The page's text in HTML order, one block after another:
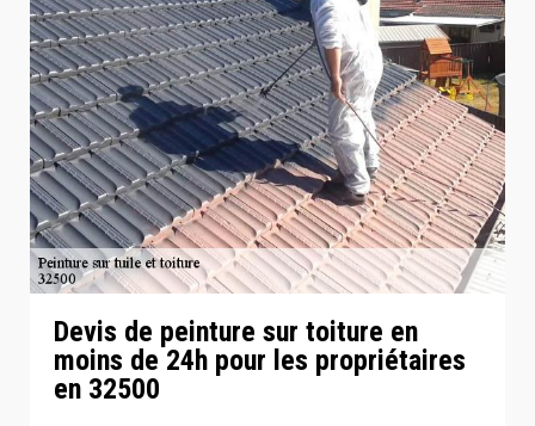
Devis de peinture sur toiture en
moins de 24h pour les propriétaires
en 32500